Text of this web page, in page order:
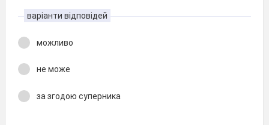
варіанти відповідей
можливо
не може
за згодою суперника